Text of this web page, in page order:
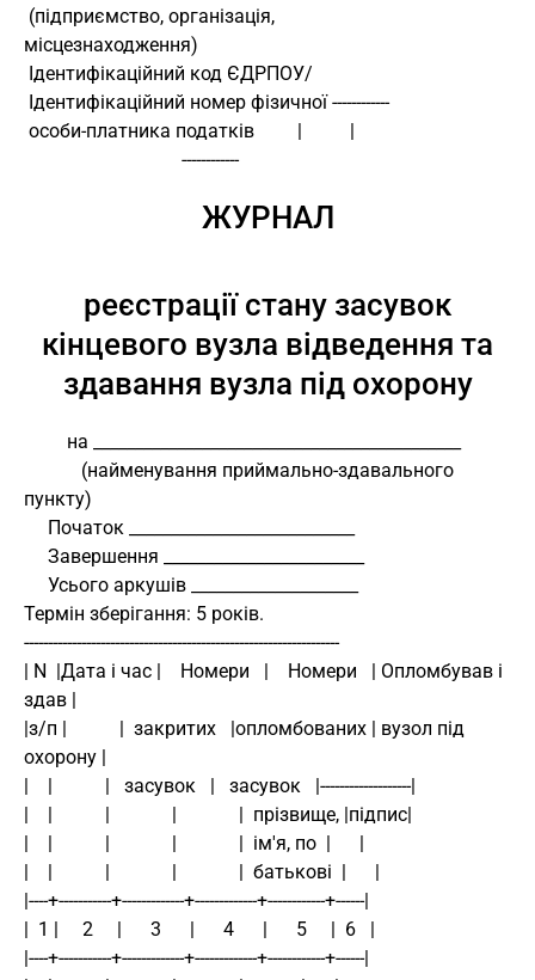
(підприємство, організація,
місцезнаходження)
Ідентифікаційний код ЄДРПОУ/
Ідентифікаційний номер фізичної ------------
особи-платника податків         |          |
                                 ------------
ЖУРНАЛ
реєстрації стану засувок
кінцевого вузла відведення та
здавання вузла під охорону
         на ____________________________________________
пункту)
     Початок ___________________________
     Завершення ________________________
     Усього аркушів ____________________
Термін зберігання: 5 років.
------------------------------------------------------------------
| N  |Дата і час |    Номери   |    Номери   | Опломбував і
здав |
|з/п |           |  закритих   |опломбованих | вузол під
охорону |
|    |           |   засувок   |   засувок   |-------------------|
|    |           |             |             |  прізвище, |підпис|
|    |           |             |             |  ім'я, по  |      |
|    |           |             |             |  батькові  |      |
|----+-----------+-------------+-------------+------------+------|
|  1 |     2     |      3      |      4      |      5     |  6   |
|----+-----------+-------------+-------------+------------+------|